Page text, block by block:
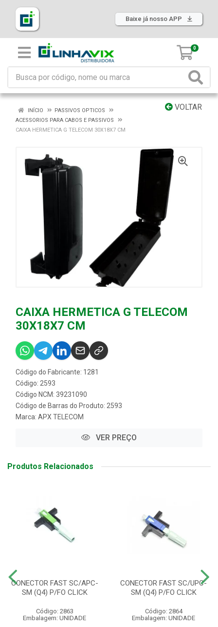
Baixe já nosso APP
0
VOLTAR
INÍCIO
PASSIVOS OPTICOS
ACESSORIOS PARA CABOS E PASSIVOS
CAIXA HERMETICA G TELECOM 30X18X7 CM
CAIXA HERMETICA G TELECOM
30X18X7 CM
Código do Fabricante: 1281
Código: 2593
Código NCM: 39231090
Código de Barras do Produto: 2593
Marca: APX TELECOM
VER PREÇO
Produtos Relacionados
CONECTOR FAST SC/APC-
SM (Q4) P/FO CLICK
Código: 2863
Embalagem: UNIDADE
CONECTOR FAST SC/UPC-
SM (Q4) P/FO CLICK
Código: 2864
Embalagem: UNIDADE